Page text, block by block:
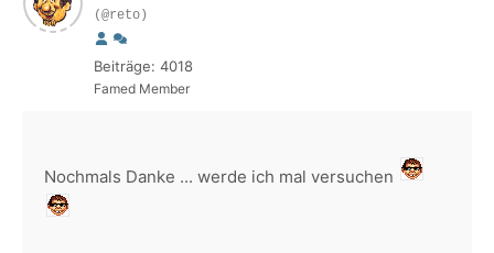
(@reto)
Beiträge: 4018
Famed Member
Nochmals Danke ... werde ich mal versuchen